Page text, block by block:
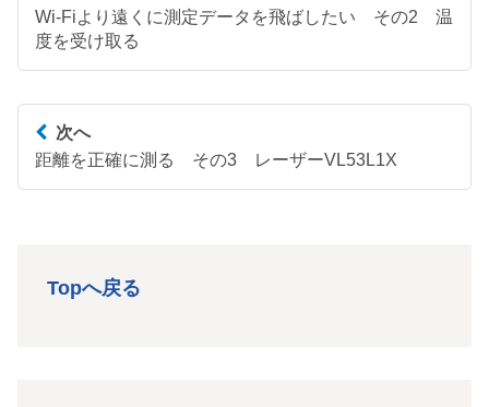
Wi-Fiより遠くに測定データを飛ばしたい その2 温
度を受け取る
次へ
距離を正確に測る その3 レーザーVL53L1X
Topへ戻る